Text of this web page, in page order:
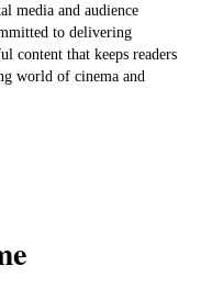
media and audience
to delivering
content that keeps readers
world of cinema and